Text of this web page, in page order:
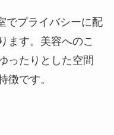
でプライバシーに配
ます。美容へのこ
ったりとした空間
徴です。